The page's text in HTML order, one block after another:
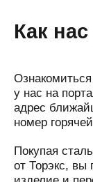
Как
у нас на
адрес
номер
Покупая
от Торэкс, вы